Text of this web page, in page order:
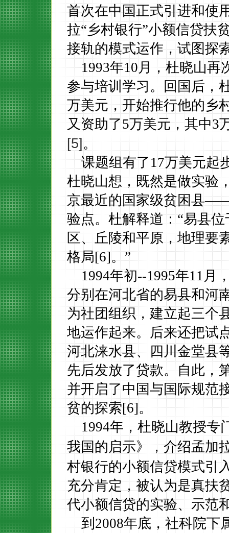
首次在中国正式引进和使
拉“乡村银行”小额信贷扶
接轨的模式运作，试图探
1993年10月，杜晓山再
参与培训学习。回国后，
万美元，开始推行他的乡
又资助了5万美元，其中3
[5]。
课题组有了17万美元起
杜晓山想，既然是做实验
京最近的国家级贫困县
验点。杜解释道：“易县位
区、丘陵和平原，地理要
格局[6]。”
1994年初--1995年11月
分别在河北省的易县和河
为社团组织，建立起三个
地运作起来。后来还把试
河北涞水县、四川金堂县
先后发放了贷款。自此，
并开启了中国与国际规范
贫的探索[6]。
1994年，杜晓山教授专
我国的启示》，介绍孟加
村银行的小额信贷模式引
充分肯定，被认为是真扶
代小额信贷的实验、示范
到2008年底，社科院下